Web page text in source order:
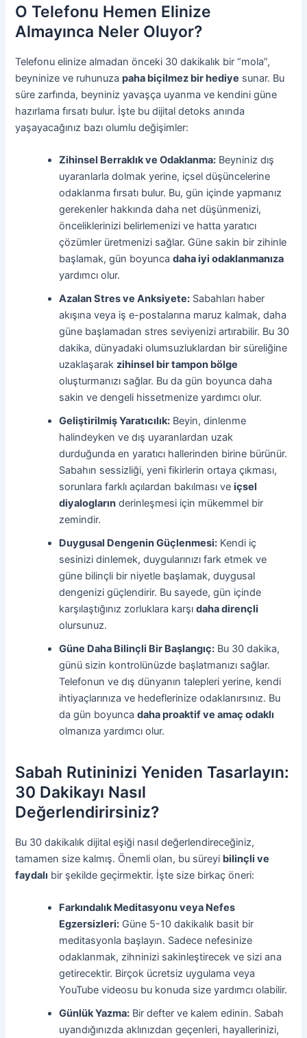
O Telefonu Hemen Elinize
Almayınca Neler Oluyor?
Telefonu elinize almadan önceki 30 dakikalık bir “mola”,
beyninize ve ruhunuzapaha biçilmez bir hediye sunar. Bu
süre zarfında, beyniniz yavaşça uyanma ve kendini güne
hazırlama fırsatı bulur. İşte bu dijital detoks anında
yaşayacağınız bazı olumlu değişimler:
Zihinsel Berraklık ve Odaklanma: Beyniniz dış
uyaranlarla dolmak yerine, içsel düşüncelerine
odaklanma fırsatı bulur. Bu, gün içinde yapmanız
gerekenler hakkında daha net düşünmenizi,
önceliklerinizi belirlemenizi ve hatta yaratıcı
çözümler üretmenizi sağlar. Güne sakin bir zihinle
başlamak, gün boyuncadaha iyi odaklanmanıza
yardımcı olur.
Azalan Stres ve Anksiyete: Sabahları haber
akışına veya iş e-postalarına maruz kalmak, daha
güne başlamadan stres seviyenizi artırabilir. Bu 30
dakika, dünyadaki olumsuzluklardan bir süreliğine
uzaklaşarakzihinsel bir tampon bölge
oluşturmanızı sağlar. Bu da gün boyunca daha
sakin ve dengeli hissetmenize yardımcı olur.
Geliştirilmiş Yaratıcılık: Beyin, dinlenme
halindeyken ve dış uyaranlardan uzak
durduğunda en yaratıcı hallerinden birine bürünür.
Sabahın sessizliği, yeni fikirlerin ortaya çıkması,
sorunlara farklı açılardan bakılması veiçsel
diyalogların derinleşmesi için mükemmel bir
zemindir.
Duygusal Dengenin Güçlenmesi: Kendi iç
sesinizi dinlemek, duygularınızı fark etmek ve
güne bilinçli bir niyetle başlamak, duygusal
dengenizi güçlendirir. Bu sayede, gün içinde
karşılaştığınız zorluklara karşıdaha dirençli
olursunuz.
Güne Daha Bilinçli Bir Başlangıç: Bu 30 dakika,
günü sizin kontrolünüzde başlatmanızı sağlar.
Telefonun ve dış dünyanın talepleri yerine, kendi
ihtiyaçlarınıza ve hedeflerinize odaklanırsınız. Bu
da gün boyuncadaha proaktif ve amaç odaklı
olmanıza yardımcı olur.
Sabah Rutininizi Yeniden Tasarlayın:
30 Dakikayı Nasıl
Değerlendirirsiniz?
Bu 30 dakikalık dijital eşiği nasıl değerlendireceğiniz,
tamamen size kalmış. Önemli olan, bu süreyi bilinçli ve
faydalı bir şekilde geçirmektir. İşte size birkaç öneri:
Farkındalık Meditasyonu veya Nefes
Egzersizleri: Güne 5-10 dakikalık basit bir
meditasyonla başlayın. Sadece nefesinize
odaklanmak, zihninizi sakinleştirecek ve sizi ana
getirecektir. Birçok ücretsiz uygulama veya
YouTube videosu bu konuda size yardımcı olabilir.
Günlük Yazma: Bir defter ve kalem edinin. Sabah
uyandığınızda aklınızdan geçenleri, hayallerinizi,